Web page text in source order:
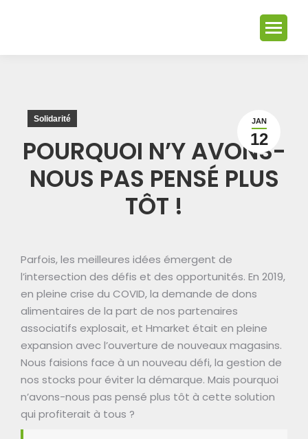
JAN
12
Solidarité
POURQUOI N’Y AVONS-
NOUS PAS PENSÉ PLUS
TÔT !
Parfois, les meilleures idées émergent de
l’intersection des défis et des opportunités. En 2019,
en pleine crise du COVID, la demande de dons
alimentaires de la part de nos partenaires
associatifs explosait, et Hmarket était en pleine
expansion avec l’ouverture de nouveaux magasins.
Nous faisions face à un nouveau défi, la gestion de
nos stocks pour éviter la démarque. Mais pourquoi
n’avons-nous pas pensé plus tôt à cette solution
qui profiterait à tous ?